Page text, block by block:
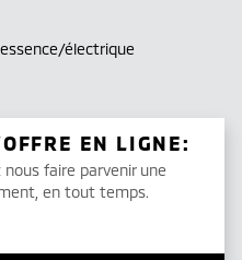
électrique
EN LIGNE:
nous faire parvenir une
en tout temps.